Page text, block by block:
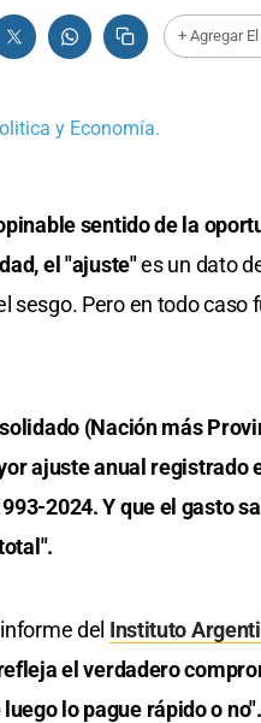
+ Agregar
y Economía.
sentido de la
el "ajuste"es un dato
sesgo. Pero en todo caso
(Nación más
ajuste anual registrado
2024. Y que el gasto
del Instituto
el verdadero
lo pague rápido o no".